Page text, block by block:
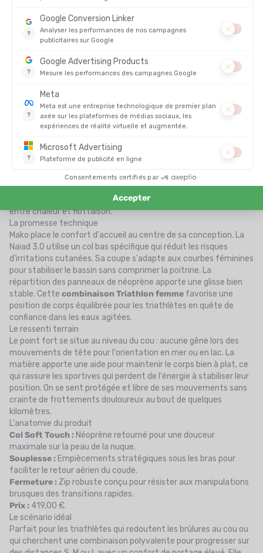
Niveau de pratique :Débutant / Intermédiaire (le choix du
confort et de la sérénité).
Mix technique de 2 mm à 4 mm pour un équilibre
entre chaleur et flottaison.
La promesse technique
Mako place le confort d'accueil au centre de sa conception. La
Naiad 3.0 utilise un col bas spécifique qui réduit les risques
d'irritations cutanées. Sa coupe s'adapte aux courbes féminines
pour stabiliser le bassin sans comprimer la poitrine. La
répartition des panneaux de néoprène apporte une glisse bien
stable. Cette combinaison Triathlon femme favorise une
position de corps équilibrée pour les triathlètes en quête de
confiance dans les eaux agitées.
Le ressenti terrain
Le point fort se situe au niveau du cou : aucune gêne lors des
mouvements de tête pour l'orientation en mer ou en lac. La
matière apporte une aide pour maintenir le corps bien à plat, ce
qui rassure les sportives qui perdent de l'énergie à stabiliser leur
position. On se sent protégée et libre de ses mouvements sans
crainte de frottements douloureux au bout de quelques
kilomètres.
L'anatomie du produit
Col Soft Touch : Néoprène retourné pour une douceur
maximale sur la peau de la nuque.
Souplesse : Empiècements stratégiques sous les bras pour
faciliter le retour aérien du coude.
Fermeture : Zip robuste conçu pour résister aux manipulations
brusques des transitions rapides.
Prix : 419,00 €.
Le scénario idéal
Parfait pour les triathlètes qui redoutent les brûlures au cou ou
qui cherchent une combinaison polyvalente pour progresser sur